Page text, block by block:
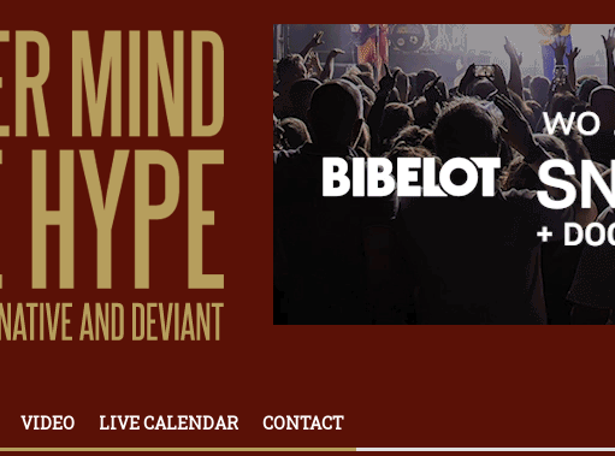
VIDEO LIVE CALENDAR CONTACT